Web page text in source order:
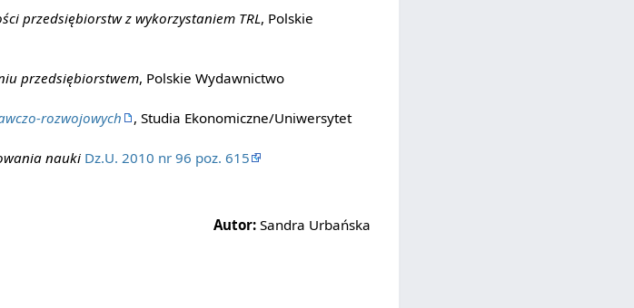
przedsiębiorstw z wykorzystaniem TRL, Polskie
przedsiębiorstwem, Polskie Wydawnictwo
rozwojowych
, Studia Ekonomiczne/Uniwersytet
nauki Dz.U. 2010 nr 96 poz. 615
Autor: Sandra Urbańska